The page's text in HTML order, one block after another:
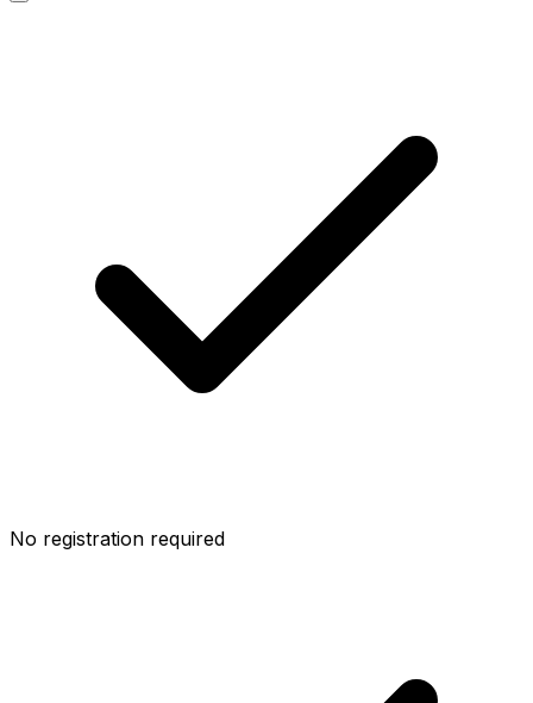
No registration required